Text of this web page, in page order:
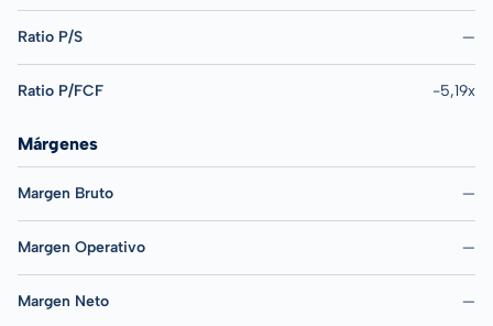
Ratio P/S —
Ratio P/FCF -5,19x
Márgenes
Margen Bruto —
Margen Operativo —
Margen Neto —